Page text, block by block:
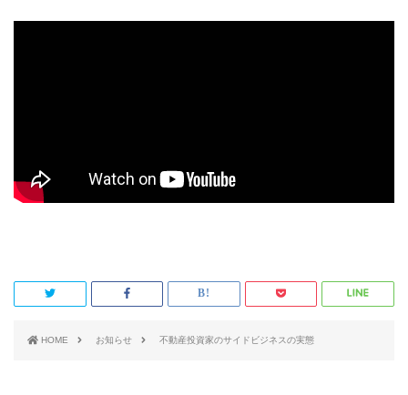
HOME お知らせ 不動産投資家のサイドビジネスの実態